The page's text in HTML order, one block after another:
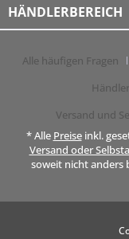
HÄNDLERBEREICH
Alle häufigen Fragen
Versand und
* Alle Preiseinkl.
Versand oder
soweit nicht anders